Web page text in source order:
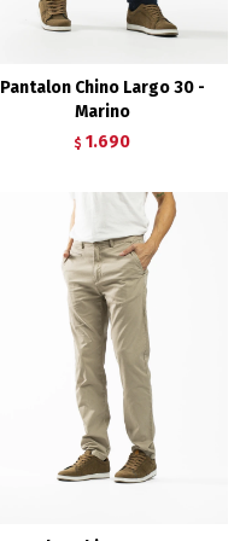
Pantalon Chino Largo 30 -
Marino
$ 1.690